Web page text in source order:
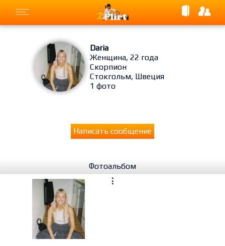
Daria
Женщина, 22 года
Скорпион
Стокгольм, Швеция
1 фото
Написать сообщение
Фотоальбом
⋮